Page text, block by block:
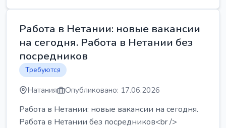
Работа в Нетании: новые вакансии
на сегодня. Работа в Нетании без
посредников
Требуются
Натания Опубликовано: 17.06.2026
Работа в Нетании: новые вакансии на сегодня.
Работа в Нетании без посредников<br />